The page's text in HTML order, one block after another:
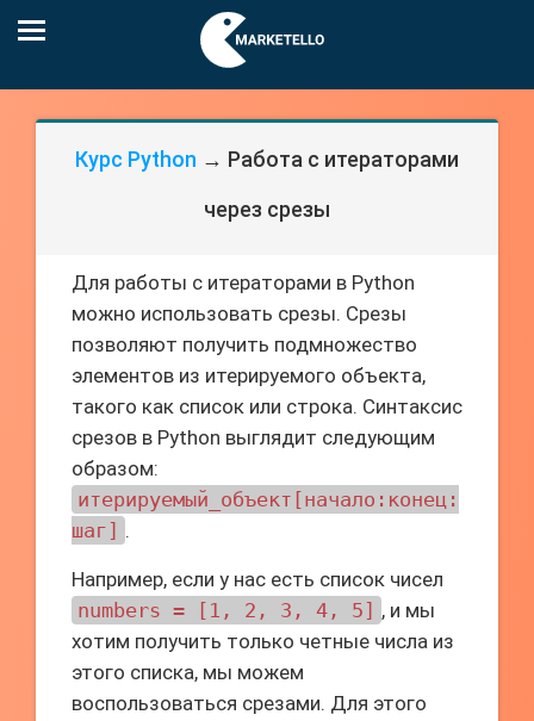
Курс Python → Работа с итераторами
через срезы
Для работы с итераторами в Python
можно использовать срезы. Срезы
позволяют получить подмножество
элементов из итерируемого объекта,
такого как список или строка. Синтаксис
срезов в Python выглядит следующим
образом:
итерируемый_объект[начало:конец:
шаг] .
Например, если у нас есть список чисел
numbers = [1, 2, 3, 4, 5] , и мы
хотим получить только четные числа из
этого списка, мы можем
воспользоваться срезами. Для этого